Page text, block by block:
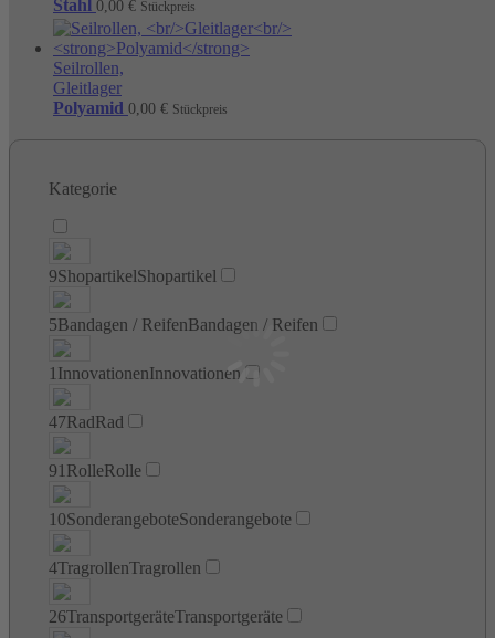
Stahl 0,00 € Stückpreis
Seilrollen,
Gleitlager
Polyamid 0,00 € Stückpreis
Kategorie
9ShopartikelShopartikel
5Bandagen / ReifenBandagen / Reifen
1 InnovationenInnovationen
47RadRad
91 RolleRolle
10SonderangeboteSonderangebote
4TragrollenTragrollen
26TransportgeräteTransportgeräte